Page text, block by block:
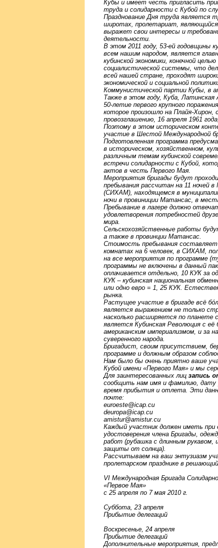
Кубы и имеет честь пригласить
труда и солидарности с Кубой по
Празднование Дня труда является
широтах, пролетариат,
выражет свои интересы и
деятельности.
В этом 2011 году, 53-ей годовщины
всем нашим народом, является
кубинской экономики, конечной
социалистической системы, что
всей нашей стране, проходят
экономической и социальной
Коммунистической партии Кубы, в
Также в этом году, Куба,
50-летие первого крупного
которое произошло на Плайя-
провозглашению, 16 апреля 1961
Поэтому в этом историческом
участие в Шестой Международной
Подготовленная программа
в историческом, хозяйственном,
различным темам кубинской
встречи солидарности с Кубой,
актов в честь Первого Мая.
Мероприятия бригады будут
пребывания рассчитан на 11 ночей
(СИХАМ), находящемся в
ночи в провиниции Матансас, в
Пребывание в лагере должно
удовлетворения потребностей
мира.
Сельскохозяйственные работы
а также в провинции Матансас.
Стоимость пребывания
комнатах на 6 человек, в СИХАМ,
на все мероприятия по программе
программы не включены в данный
оплачивается отдельно, 10 КУК за
КУК – кубинская национальная
или одно евро = 1, 25 КУК.
рынка.
Растущее участие в бригаде всё
является выражением не только
насколько расширяется по
является Кубинская Революция с её
американским империализмом, и за
суверенного народа.
Бригадист, своим присутствием,
программе и должным образом
Нам было бы очень приятно ваше
Кубой имени «Первого Мая» и мы
Для заинтересованных лиц запись
сообщить нам имя и фамилию,
время прибытия и отлета. Эти
почте:
euroeste@icap.cu
deuropa@icap.cu
amistur@amistur.cu
Каждый участник должен иметь
удостоверения члена Бригады,
работ (рубашка с длинным рукавом,
защиты от солнца).
Рассчитываем на ваш энтузиазм
пролетарском празднике в
VI Международная Бригада
«Первое Мая»
с 25 апреля по 7 мая 2010 г.
Суббота, 23 апреля
Прибытие делегаций
Воскресенье, 24 апреля
Прибытие делегаций
Дополнительные мероприятия,